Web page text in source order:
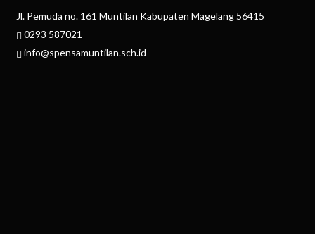
Jl. Pemuda no. 161 Muntilan Kabupaten Magelang 56415
0293 587021
info@spensamuntilan.sch.id